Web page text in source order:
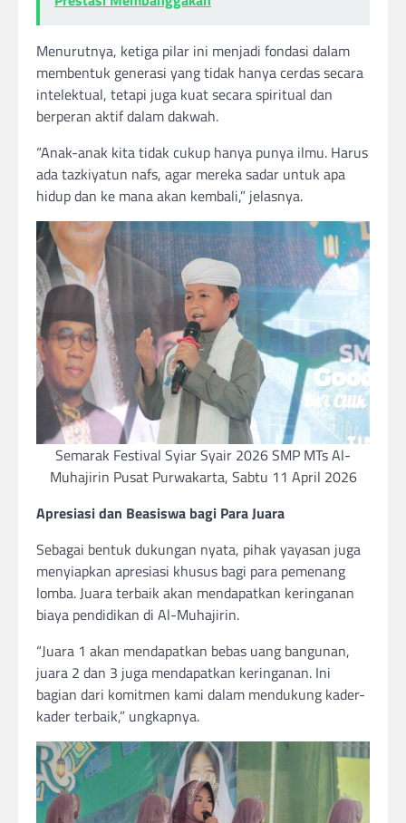
Menurutnya, ketiga pilar ini menjadi fondasi dalam
membentuk generasi yang tidak hanya cerdas secara
intelektual, tetapi juga kuat secara spiritual dan
berperan aktif dalam dakwah.
“Anak-anak kita tidak cukup hanya punya ilmu. Harus
ada tazkiyatun nafs, agar mereka sadar untuk apa
hidup dan ke mana akan kembali,” jelasnya.
Semarak Festival Syiar Syair 2026 SMP MTs Al-
Muhajirin Pusat Purwakarta, Sabtu 11 April 2026
Apresiasi dan Beasiswa bagi Para Juara
Sebagai bentuk dukungan nyata, pihak yayasan juga
menyiapkan apresiasi khusus bagi para pemenang
lomba. Juara terbaik akan mendapatkan keringanan
biaya pendidikan di Al-Muhajirin.
“Juara 1 akan mendapatkan bebas uang bangunan,
juara 2 dan 3 juga mendapatkan keringanan. Ini
bagian dari komitmen kami dalam mendukung kader-
kader terbaik,” ungkapnya.